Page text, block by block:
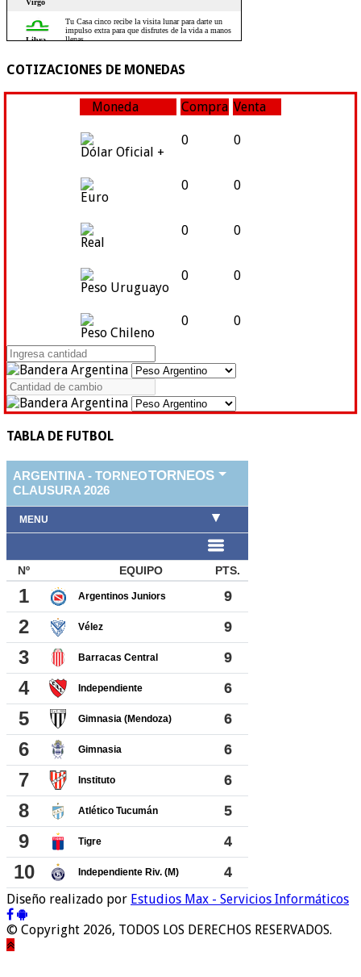
COTIZACIONES DE MONEDAS
Moneda Compra Venta
Dólar Oficial +
0 0
Euro
0 0
Real
0 0
Peso Uruguayo
0 0
Peso Chileno
0 0
TABLA DE FUTBOL
Diseño realizado por Estudios Max - Servicios Informáticos
© Copyright 2026, TODOS LOS DERECHOS RESERVADOS.